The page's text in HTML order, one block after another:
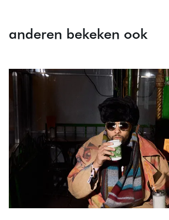
anderen bekeken ook